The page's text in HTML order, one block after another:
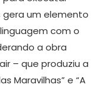
gera um elemento
com o
a obra
– que produziu a
Maravilhas” e “A